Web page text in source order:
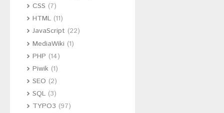
CSS (7)
HTML(11)
JavaScript (22)
MediaWiki (1)
PHP (14)
Piwik(1)
SEO (2)
SQL(3)
TYPO3 (97)